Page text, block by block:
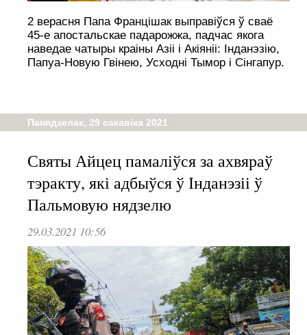
2 верасня Папа Францішак выправіўся ў сваё
45-е апостальскае падарожжа, падчас якога
наведае чатыры краіны Азіі і Акіяніі: Інданэзію,
Папуа-Новую Гвінею, Усходні Тымор і Сінгапур.
Панядзелак, 29 сакавіка 2021
Святы Айцец памаліўся за ахвяраў
тэракту, які адбыўся ў Інданэзіі ў
Пальмовую нядзелю
29.03.2021 10:56